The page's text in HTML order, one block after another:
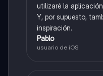
utilizaré la
Y, por supuesto,
inspiración.
Pablo
usuario de iOS